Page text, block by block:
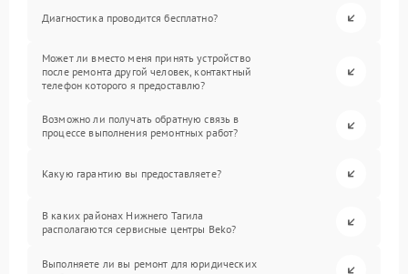
Диагностика проводится бесплатно?
Может ли вместо меня принять устройство
после ремонта другой человек, контактный
телефон которого я предоставлю?
Возможно ли получать обратную связь в
процессе выполнения ремонтных работ?
Какую гарантию вы предоставляете?
В каких районах Нижнего Тагила
располагаются сервисные центры Beko?
Выполняете ли вы ремонт для юридических